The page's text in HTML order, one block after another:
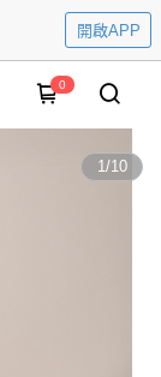
開啟APP
0
1/10